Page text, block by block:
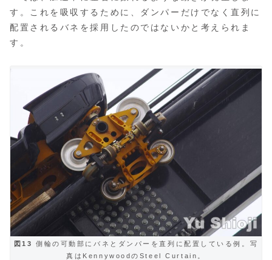
す。これを吸収するために、ダンパーだけでなく直列に
配置されるバネを採用したのではないかと考えられま
す。
図13
側輪の可動部にバネとダンパーを直列に配置している例。写
真はKennywoodのSteel Curtain。